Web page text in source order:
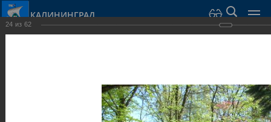
КАЛИНИНГРАД
Достопримечательности
24 из 62